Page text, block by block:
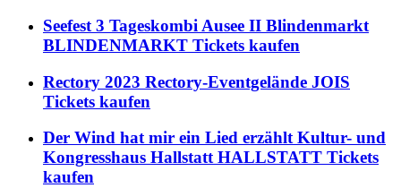
Seefest 3 Tageskombi Ausee II Blindenmarkt
BLINDENMARKT Tickets kaufen
Rectory 2023 Rectory-Eventgelände JOIS
Tickets kaufen
Der Wind hat mir ein Lied erzählt Kultur- und
Kongresshaus Hallstatt HALLSTATT Tickets
kaufen